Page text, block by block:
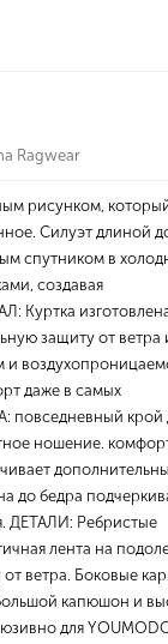
Ragwear
рисунком,
Силуэт длиной
спутником в
создавая
Куртка
защиту от ветра
и
даже в самых
повседневный крой
ношение.
до бедра
ДЕТАЛИ: Ребристые
лента на
ветра. Боковые
капюшон и
для